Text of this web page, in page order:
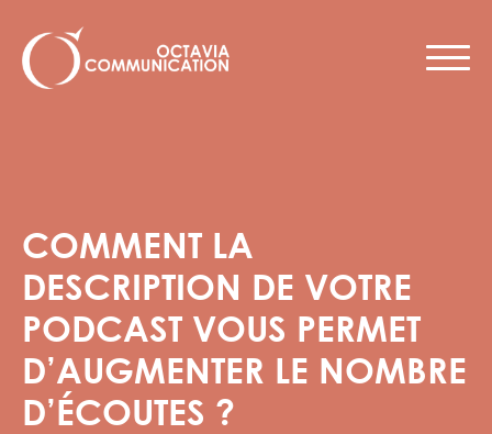
COMMENT LA
DESCRIPTION DE VOTRE
PODCAST VOUS PERMET
D’AUGMENTER LE NOMBRE
D’ÉCOUTES ?